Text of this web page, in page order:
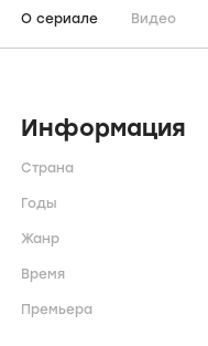
О сериале Видео
Информация
Страна
Годы
Жанр
Время
Премьера